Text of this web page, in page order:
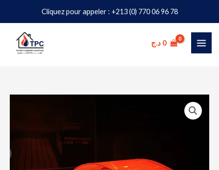
Cliquez pour appeler : +213 (0) 770 06 96 78
contenu
0 د.ج
Glass
Cobra